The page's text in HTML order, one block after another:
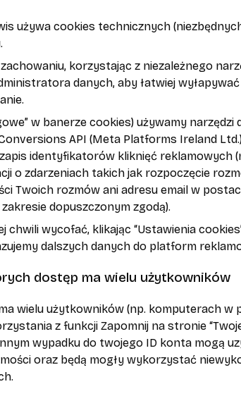
używa cookies technicznych
korzystając z niezależnego
danych, aby łatwiej
w banerze cookies) używamy
API (Meta Platforms Ireland
identyfikatorów kliknięć reklamowych
o zdarzeniach takich jak rozpoczęcie
Twoich rozmów ani adresu email w
dopuszczonym zgodą).
chwili wycofać, klikając “Ustawienia
dalszych danych do platform
dostęp ma wielu użytkowników
wielu użytkowników (np. komputerach w
z funkcji Zapomnij na stronie
wypadku do twojego ID konta mogą
oraz będą mogły wykorzystać